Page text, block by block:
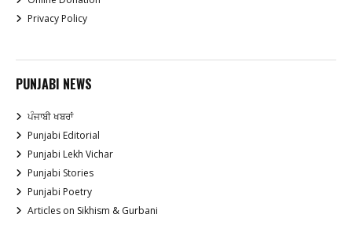
Privacy Policy
PUNJABI NEWS
ਪੰਜਾਬੀ ਖਬਰਾਂ
Punjabi Editorial
Punjabi Lekh Vichar
Punjabi Stories
Punjabi Poetry
Articles on Sikhism & Gurbani